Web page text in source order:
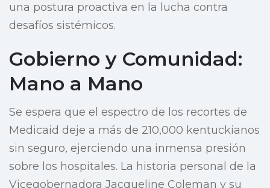
una postura proactiva en la lucha contra
desafíos sistémicos.
Gobierno y Comunidad:
Mano a Mano
Se espera que el espectro de los recortes de
Medicaid deje a más de 210,000 kentuckianos
sin seguro, ejerciendo una inmensa presión
sobre los hospitales. La historia personal de la
Vicegobernadora Jacqueline Coleman y su